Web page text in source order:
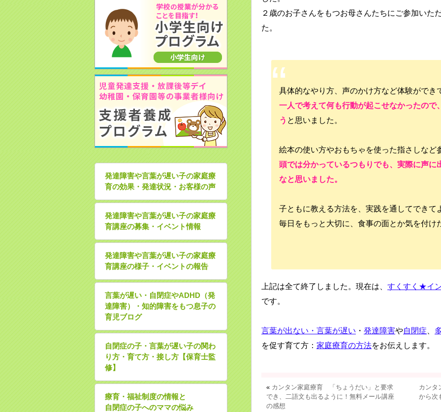
２歳のお子さんをもつお母さんたちにご参加いた
た。
具体的なやり方、声のかけ方など体験ができ
一人で考えて何も行動が起こせなかったので
う と思いました。
絵本の使い方やおもちゃを使った指さしなど
頭では分かっているつもりでも、実際に声に
なと思いました。
子ともに教える方法を、実践を通してできて
毎日をもっと大切に、食事の面とか気を付け
上記は全て終了しました。現在は、 すくすく★イ
です。
言葉が出ない・言葉が遅い ・ 発達障害や自閉症
を促す育て方： 家庭療育の方法をお伝えします。
« カンタン家庭療育 「ちょうだい」と要求
でき、二語文も出るように！無料メール講座
の感想
カン
から次
発達障害や言葉が遅い子の家庭療
育の効果・発達状況・お客様の声
発達障害や言葉が遅い子の家庭療
育講座の募集・イベント情報
発達障害や言葉が遅い子の家庭療
育講座の様子・イベントの報告
言葉が遅い・自閉症やADHD（発
達障害）・知的障害をもつ息子の
育児ブログ
自閉症の子・言葉が遅い子の関わ
り方・育て方・接し方【保育士監
修】
療育・福祉制度の情報と
自閉症の子へのママの悩み